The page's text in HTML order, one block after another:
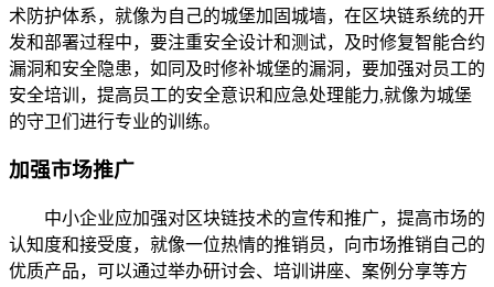
术防护体系，就像为自己的城堡加固城墙，在区块链系统的开
发和部署过程中，要注重安全设计和测试，及时修复智能合约
漏洞和安全隐患，如同及时修补城堡的漏洞，要加强对员工的
安全培训，提高员工的安全意识和应急处理能力,就像为城堡
的守卫们进行专业的训练。
加强市场推广
中小企业应加强对区块链技术的宣传和推广，提高市场的
认知度和接受度，就像一位热情的推销员，向市场推销自己的
优质产品，可以通过举办研讨会、培训讲座、案例分享等方